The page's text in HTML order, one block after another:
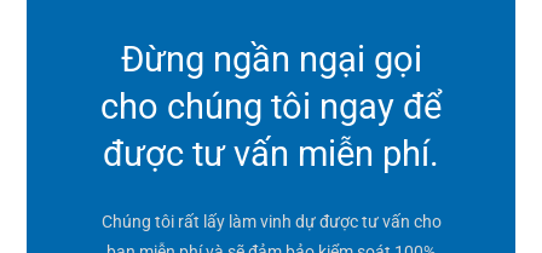
Đừng ngần ngại gọi
cho chúng tôi ngay để
được tư vấn miễn phí.
Chúng tôi rất lấy làm vinh dự được tư vấn cho